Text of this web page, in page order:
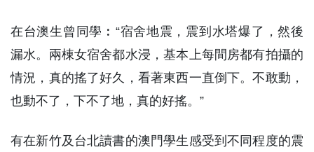
在台澳生曾同學︰“宿舍地震，震到水塔爆了，然後
漏水。兩棟女宿舍都水浸，基本上每間房都有拍攝的
情況，真的搖了好久，看著東西一直倒下。不敢動，
也動不了，下不了地，真的好搖。”
有在新竹及台北讀書的澳門學生感受到不同程度的震